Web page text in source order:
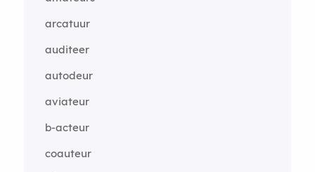
arcatuur
auditeer
autodeur
aviateur
b-acteur
coauteur